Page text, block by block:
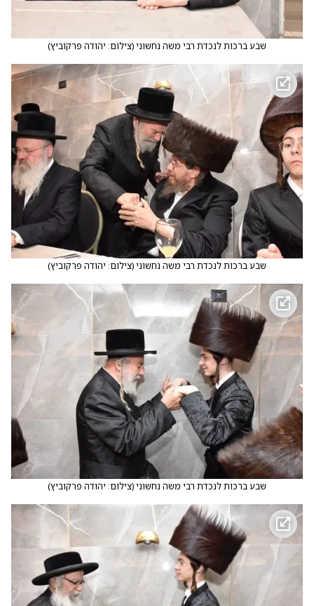
שבע ברכות לנכדת רבי משה נחשוני(צילום: יהודה פרקוביץ)
שבע ברכות לנכדת רבי משה נחשוני(צילום: יהודה פרקוביץ)
שבע ברכות לנכדת רבי משה נחשוני(צילום: יהודה פרקוביץ)